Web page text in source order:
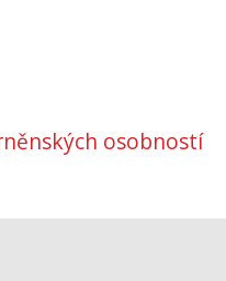
osobností